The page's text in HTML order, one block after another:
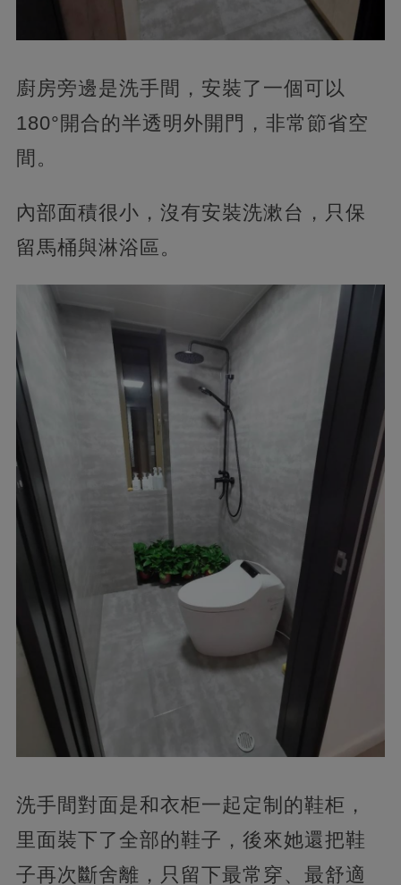
廚房旁邊是洗手間，安裝了一個可以
180°開合的半透明外開門，非常節省空
間。
內部面積很小，沒有安裝洗漱台，只保
留馬桶與淋浴區。
洗手間對面是和衣柜一起定制的鞋柜，
里面裝下了全部的鞋子，後來她還把鞋
子再次斷舍離，只留下最常穿、最舒適